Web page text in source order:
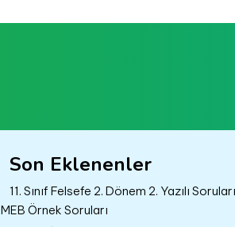
Son Eklenenler
11. Sınıf Felsefe 2. Dönem 2. Yazılı
MEB Örnek Soruları